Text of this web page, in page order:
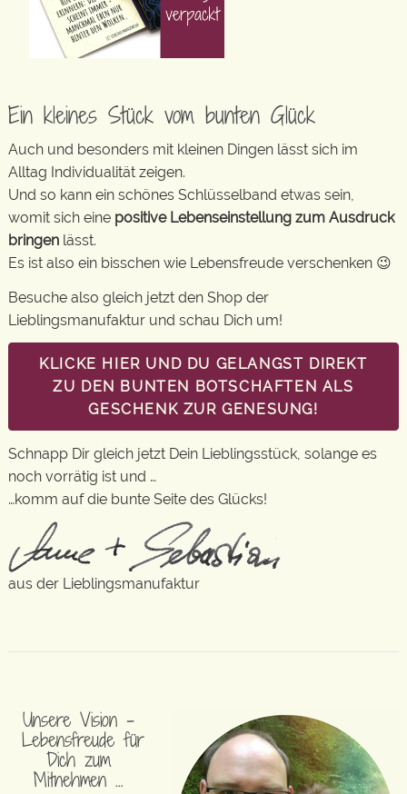
Ein kleines Stück vom bunten Glück
Auch und besonders mit kleinen Dingen lässt sich im
Alltag Individualität zeigen.
Und so kann ein schönes Schlüsselband etwas sein,
womit sich eine positive Lebenseinstellung zum Ausdruck
bringen lässt.
Es ist also ein bisschen wie Lebensfreude verschenken 😉
Besuche also gleich jetzt den Shop der
Lieblingsmanufaktur und schau Dich um!
KLICKE HIER UND DU GELANGST DIREKT
ZU DEN BUNTEN BOTSCHAFTEN ALS
GESCHENK ZUR GENESUNG!
Schnapp Dir gleich jetzt Dein Lieblingsstück, solange es
noch vorrätig ist und …
…komm auf die bunte Seite des Glücks!
aus der Lieblingsmanufaktur
Unsere Vision –
Lebensfreude für
Dich zum
Mitnehmen …